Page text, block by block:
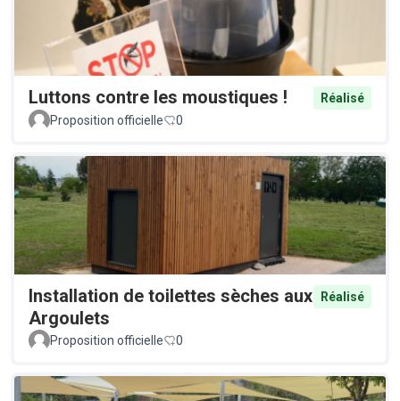
Luttons contre les moustiques !
Réalisé
Proposition officielle
0
Installation de toilettes sèches aux
Argoulets
Réalisé
Proposition officielle 0